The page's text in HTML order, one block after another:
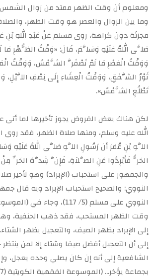
ومعلوم أن وقت الظهر ممتد من زوال
وما بين الزوال والعصر هو وقت الظهر،
مجزئة دون كراهة، روى مسلم عَنْ عَبْدِ اللهِ
صَلَّى اللهُ عَلَيْهِ وَسَلَّمَ، قَالَ: «وَقْتُ الظُّهْرِ مَا
وَوَقْتُ الْعَصْرِ مَا لَمْ تَصْفَرَّ الشَّمْسُ، وَوَقْتُ
ثَوْرُ الشَّفَقِ، وَوَقْتُ الْعِشَاءِ إِلَى نِصْفِ اللَّيْلِ،
تَطْلُعِ الشَّمْسُ».
لكن هناك بعض الفروض يجوز تأخيرها لما
الله عليه وسلم، ومنها صلاة الظهر، فقد روى
اللَّهِ بْنِ عُمَرَ أن رَسُولِ اللَّهِ صَلَّى اللهُ عَلَيْهِ
الحَرُّ فَأَبْرِدُوا عَنِ الصَّلاَةِ، فَإِنَّ شِدَّةَ الحَرِّ
والجمهور على استحباب (الإبراد) وهو تأخير
النووي: والصحيح استحباب الإبراد وبه قال
النووي على مسلم (5/ 117)،
وقت الظهر المستحب، فقد ذهب الحنفية،
إلى الإبراد بظهر الصيف، والتعجيل بظهر
إلى أن التعجيل أفضل صيفا وشتاء إلا لمن
الشافعية إلى أنه إن كان يصلي وحده يعجل،
بجماعة يؤخر… (الموسوعة الفقهية الكويتية (7/ 178).